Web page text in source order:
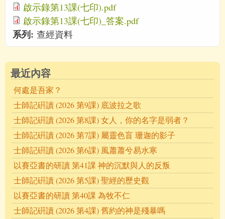
啟示錄第13課(七印).pdf
啟示錄第13課(七印)_答案.pdf
系列: 查經資料
最近內容
何處是吾家？
士師記硏讀 (2026 第9課) 底波拉之歌
士師記硏讀 (2026 第8課) 女人，你的名字是弱者？
士師記硏讀 (2026 第7課) 屬靈色盲 珊迦的影子
士師記硏讀 (2026 第6課) 風蕭蕭兮易水寒
以賽亞書的研讀 第41課 神的沉默與人的反叛
士師記硏讀 (2026 第5課) 聖經的歷史觀
以賽亞書的研讀 第40課 為牧不仁
士師記硏讀 (2026 第4課) 舊約的神是殘暴嗎